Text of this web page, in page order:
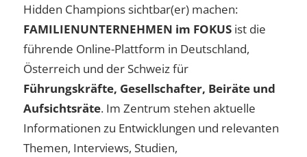
Hidden Champions sichtbar(er) machen:
FAMILIENUNTERNEHMEN im FOKUS ist die
führende Online-Plattform in Deutschland,
Österreich und der Schweiz für
Führungskräfte, Gesellschafter, Beiräte und
Aufsichtsräte. Im Zentrum stehen aktuelle
Informationen zu Entwicklungen und relevanten
Themen, Interviews, Studien,